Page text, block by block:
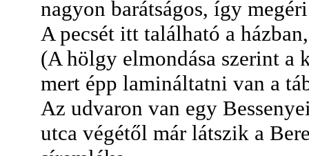
nagyon barátságos, így
A pecsét itt található a
(A hölgy elmondása szerint a
mert épp lamináltatni van a
Az udvaron van egy
utca végétől már látszik a